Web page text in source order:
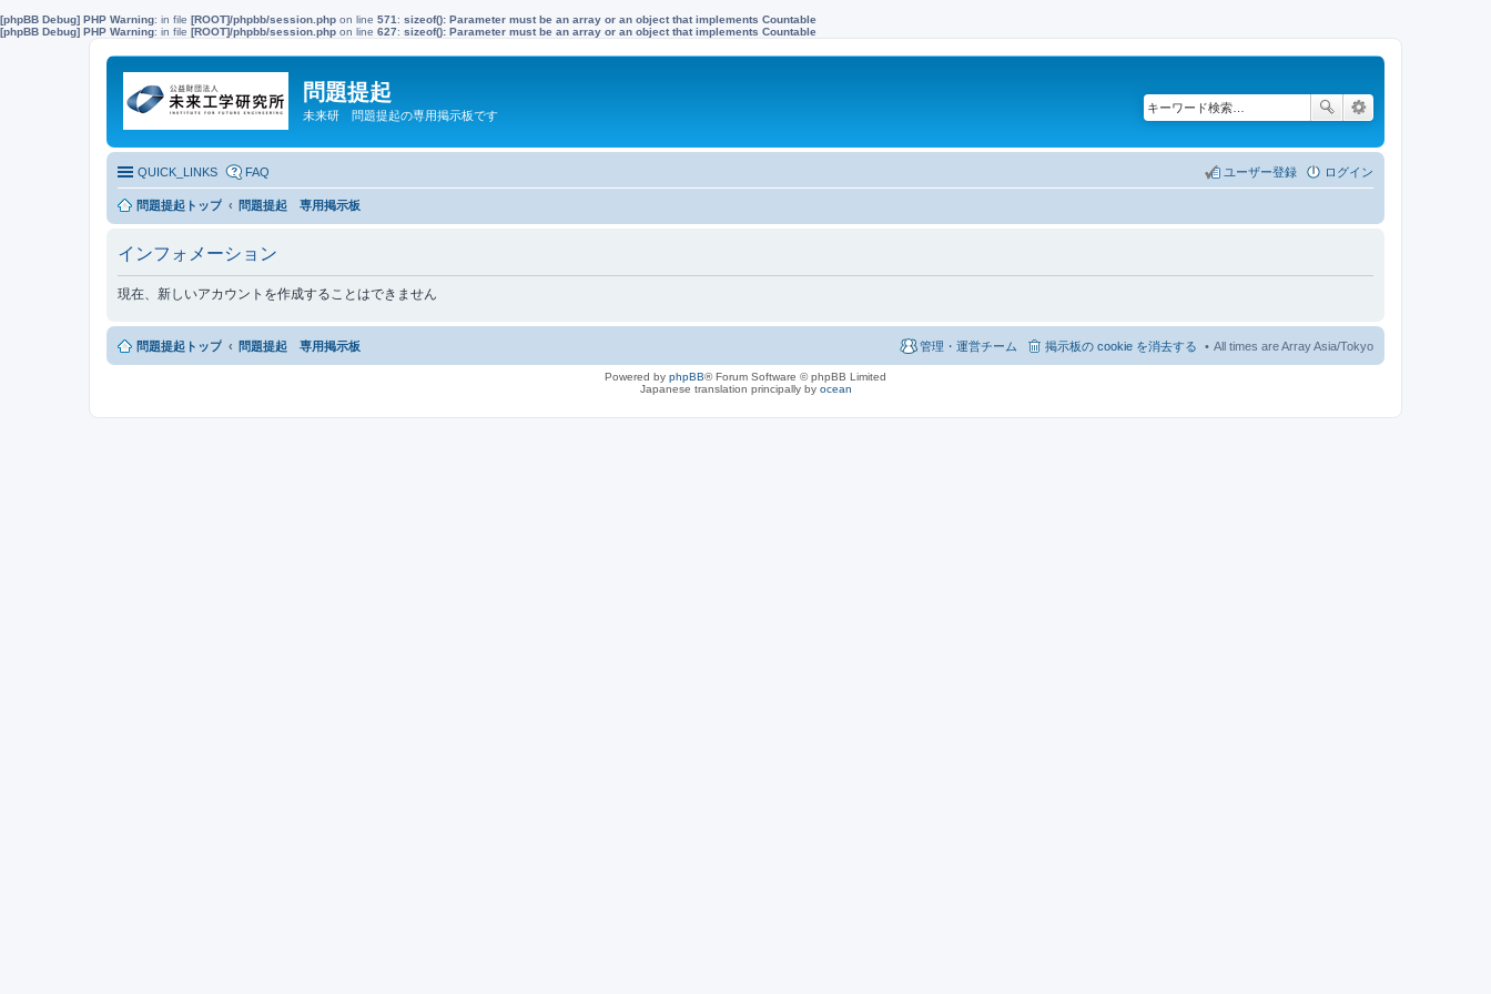
[phpBB Debug] PHP Warning: in file [ROOT]/phpbb/session.php on line 571 : sizeof(): Parameter must be an array or an object that implements Countable
[phpBB Debug] PHP Warning: in file [ROOT]/phpbb/session.php on line 627: sizeof(): Parameter must be an array or an object that implements Countable
問題提起
未来研 問題提起の専用掲示板です
QUICK_LINKS FAQ ログイン
ユーザー登録
問題提起トップ 問題提起 専用掲示板
インフォメーション
現在、新しいアカウントを作成することはできません
問題提起トップ 問題提起 専用掲示板 All times are Array Asia/Tokyo
掲示板の cookie を消去する
管理・運営チーム
Powered by phpBB® Forum Software © phpBB Limited
Japanese translation principally by ocean